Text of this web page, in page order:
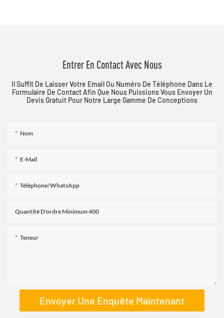
Entrer En Contact Avec Nous
Il Suffit De Laisser Votre Email Ou Numéro De Téléphone Dans Le
Formulaire De Contact Afin Que Nous Puissions Vous Envoyer Un
Devis Gratuit Pour Notre Large Gamme De Conceptions
Nom
E-Mail
Téléphone/WhatsApp
Quantité D'ordre Minimum 400
Teneur
Envoyer Une Enquête Maintenant